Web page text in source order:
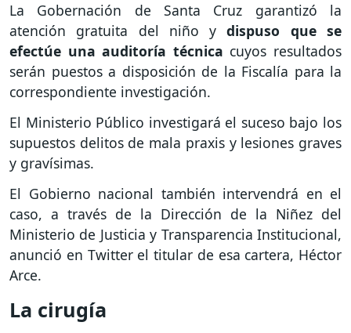
La Gobernación de Santa Cruz garantizó la
atención gratuita del niño ydispuso que se
efectúe una auditoría técnica cuyos resultados
serán puestos a disposición de la Fiscalía para la
correspondiente investigación.
El Ministerio Público investigará el suceso bajo los
supuestos delitos de mala praxis y lesiones graves
y gravísimas.
El Gobierno nacional también intervendrá en el
caso, a través de la Dirección de la Niñez del
Ministerio de Justicia y Transparencia Institucional,
anunció en Twitter el titular de esa cartera, Héctor
Arce.
La cirugía